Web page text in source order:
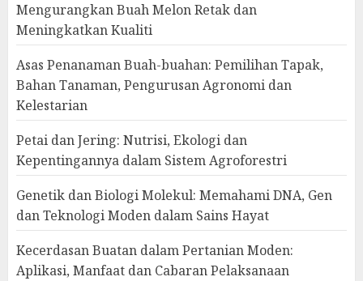
Mengurangkan Buah Melon Retak dan
Meningkatkan Kualiti
Asas Penanaman Buah-buahan: Pemilihan Tapak,
Bahan Tanaman, Pengurusan Agronomi dan
Kelestarian
Petai dan Jering: Nutrisi, Ekologi dan
Kepentingannya dalam Sistem Agroforestri
Genetik dan Biologi Molekul: Memahami DNA, Gen
dan Teknologi Moden dalam Sains Hayat
Kecerdasan Buatan dalam Pertanian Moden:
Aplikasi, Manfaat dan Cabaran Pelaksanaan